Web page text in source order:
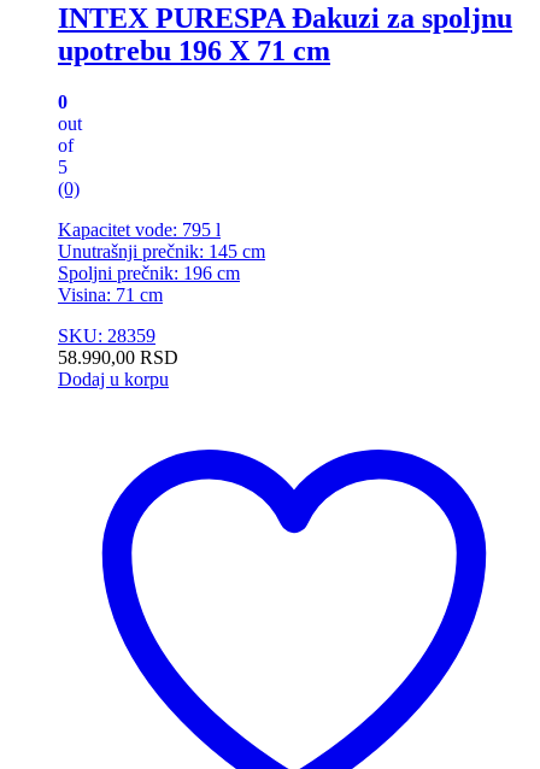
INTEX PURESPA Đakuzi za spoljnu
upotrebu 196 X 71 cm
0
out
of
5
(0)
Kapacitet vode: 795 l
Unutrašnji prečnik: 145 cm
Spoljni prečnik: 196 cm
Visina: 71 cm
SKU: 28359
58.990,00 RSD
Dodaj u korpu